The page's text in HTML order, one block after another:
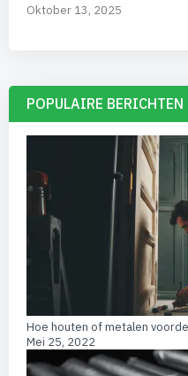
Oktober 13, 2025
POPULAIRE BERICHTEN
Hoe houten of metalen
Mei 25, 2022